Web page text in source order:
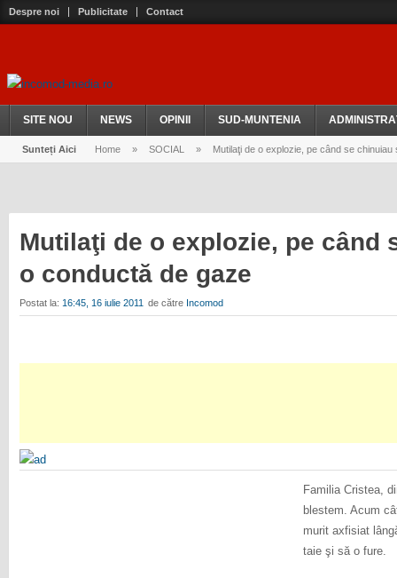
Despre noi Publicitate Contact
SITE NOU NEWS OPINII SUD-MUNTENIA
Sunteți Aici Home » SOCIAL » Mutilaţi de o explozie, pe când se
Mutilaţi de o explozie, pe când
o conductă de gaze
Postat la: 16:45, 16 iulie 2011 de către Incomod
Familia Cristea,
blestem. Acum
murit axfisiat
taie şi să o fure.